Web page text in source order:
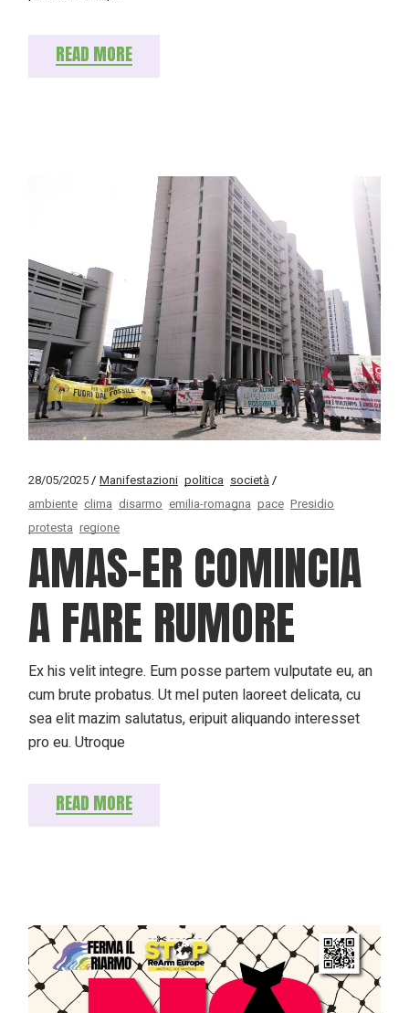
READ MORE
28/05/2025 Manifestazioni politica società
ambiente clima disarmo emilia-romagna pace Presidio
protesta regione
AMAS-ER COMINCIA
A FARE RUMORE
Ex his velit integre. Eum posse partem vulputate eu, an
cum brute probatus. Ut mel puten laoreet delicata, cu
sea elit mazim salutatus, eripuit aliquando interesset
pro eu. Utroque
READ MORE